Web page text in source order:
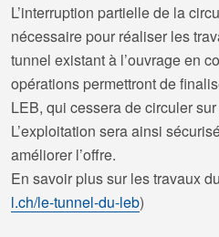
L’interruption partielle de la
nécessaire pour réaliser les
tunnel existant à l’ouvrage en
opérations permettront de
LEB, qui cessera de circuler sur
L’exploitation sera ainsi
améliorer l’offre.
En savoir plus sur les travaux
l.ch/le-tunnel-du-leb)